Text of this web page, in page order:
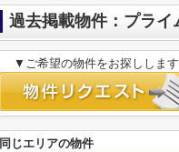
過去掲載物件：プライ
▼ご希望の物件をお探しします
同じエリアの物件